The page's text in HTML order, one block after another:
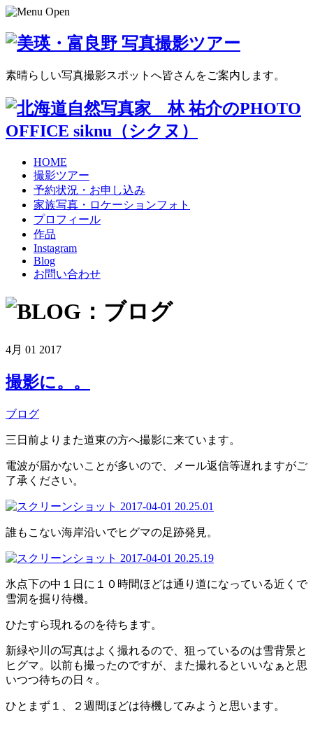
素晴らしい写真撮影スポットへ皆さんをご案内します。
HOME
撮影ツアー
予約状況・お申し込み
家族写真・ロケーションフォト
プロフィール
作品
Instagram
Blog
お問い合わせ
4月 01 2017
撮影に。。
ブログ
三日前よりまた道東の方へ撮影に来ています。
電波が届かないことが多いので、メール返信等遅れますがご
了承ください。
誰もこない海岸沿いでヒグマの足跡発見。
氷点下の中１日に１０時間ほどは通り道になっている近くで
雪洞を掘り待機。
ひたすら現れるのを待ちます。
新緑や川の写真はよく撮れるので、狙っているのは雪背景と
ヒグマ。以前も撮ったのですが、また撮れるといいなぁと思
いつつ待ちの日々。
ひとまず１、２週間ほどは待機してみようと思います。